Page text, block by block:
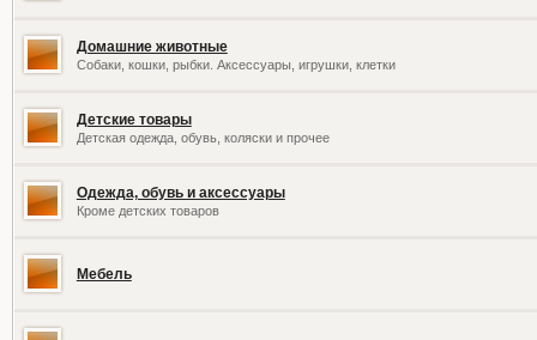
Домашние животные
Собаки, кошки, рыбки. Аксессуары, игрушки, клетки
Детские товары
Детская одежда, обувь, коляски и прочее
Одежда, обувь и аксессуары
Кроме детских товаров
Мебель